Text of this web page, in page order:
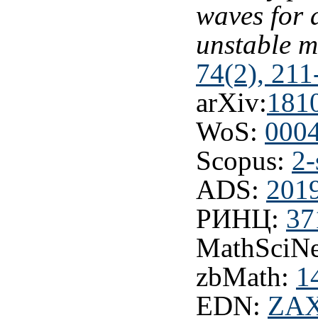
waves for
unstable
74(2),
arXiv:
WoS:
Scopus:
ADS:
РИНЦ:
zbMath:
EDN: